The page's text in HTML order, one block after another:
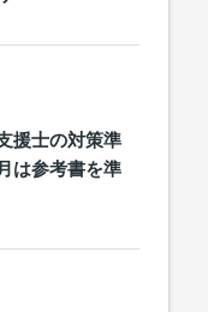
援士の対策準
は参考書を準